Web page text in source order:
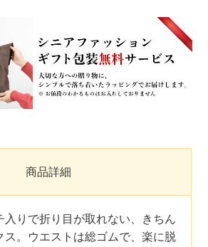
商品詳細
入りで折り目が取れない、きちん
ス。ウエストは総ゴムで、楽に脱